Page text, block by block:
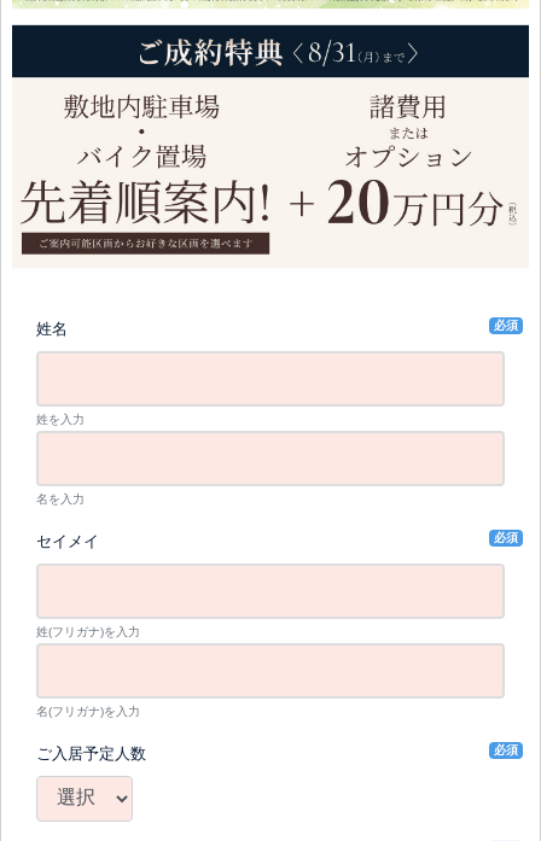
姓名 必須
姓を入力
名を入力
セイメイ 必須
姓(フリガナ)を入力
名(フリガナ)を入力
ご入居予定人数 必須